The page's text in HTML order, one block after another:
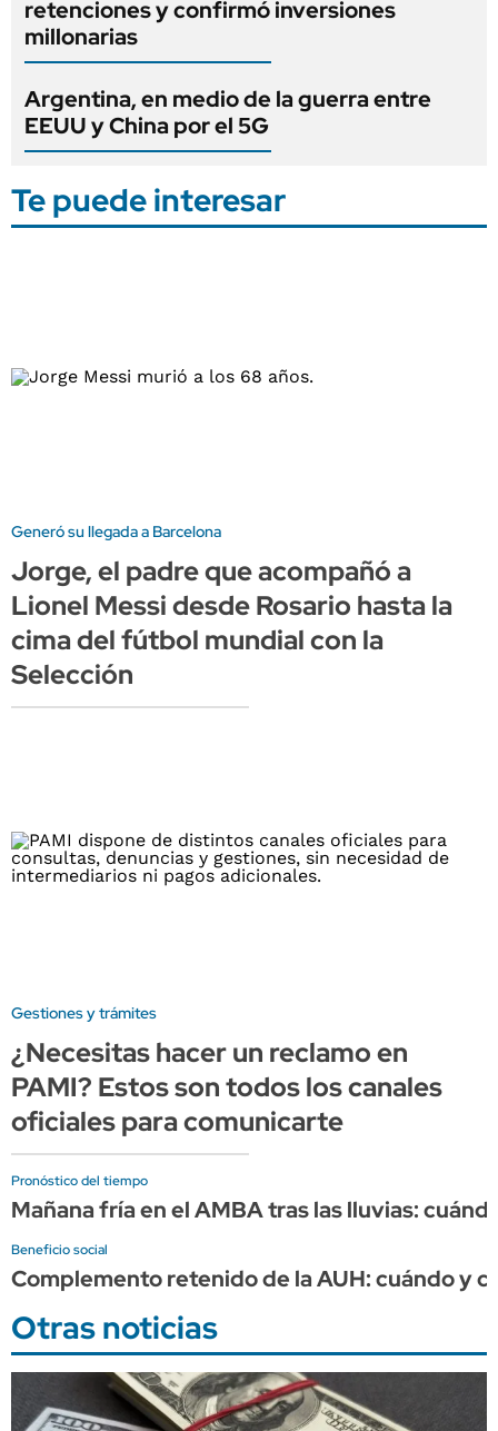
retenciones y confirmó inversiones
millonarias
Argentina, en medio de la guerra entre
EEUU y China por el 5G
Te puede interesar
Generó su llegada a Barcelona
Jorge, el padre que acompañó a
Lionel Messi desde Rosario hasta la
cima del fútbol mundial con la
Selección
Gestiones y trámites
¿Necesitas hacer un reclamo en
PAMI? Estos son todos los canales
oficiales para comunicarte
Pronóstico del tiempo
Mañana fría en el AMBA tras las lluvias:
Beneficio social
Complemento retenido de la AUH: cuándo y
Otras noticias